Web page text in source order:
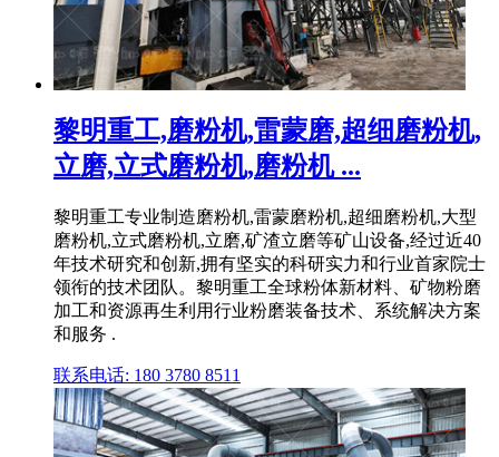
黎明重工,磨粉机,雷蒙磨,超细磨粉机,
立磨,立式磨粉机,磨粉机 ...
黎明重工专业制造磨粉机,雷蒙磨粉机,超细磨粉机,大型
磨粉机,立式磨粉机,立磨,矿渣立磨等矿山设备,经过近40
年技术研究和创新,拥有坚实的科研实力和行业首家院士
领衔的技术团队。黎明重工全球粉体新材料、矿物粉磨
加工和资源再生利用行业粉磨装备技术、系统解决方案
和服务 .
联系电话: 180 3780 8511